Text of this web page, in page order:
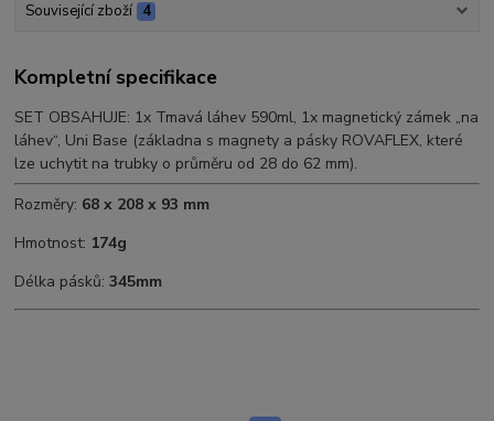
Související zboží 4
Kompletní specifikace
SET OBSAHUJE: 1x Tmavá láhev 590ml, 1x magnetický zámek „na
láhev“, Uni Base (základna s magnety a pásky ROVAFLEX, které
lze uchytit na trubky o průměru od 28 do 62 mm).
Rozměry: 68 x 208 x 93 mm
Hmotnost: 174g
Délka pásků:345mm